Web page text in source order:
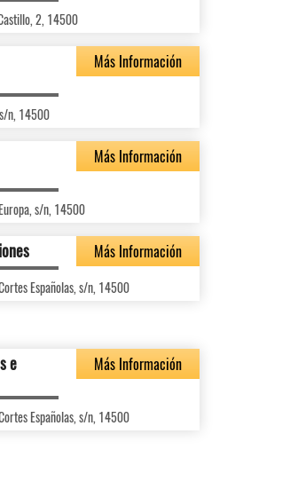
2, 14500
Más Información
n, 14500
Más Información
s/n, 14500
Más Información
Españolas, s/n, 14500
e Más Información
Españolas, s/n, 14500